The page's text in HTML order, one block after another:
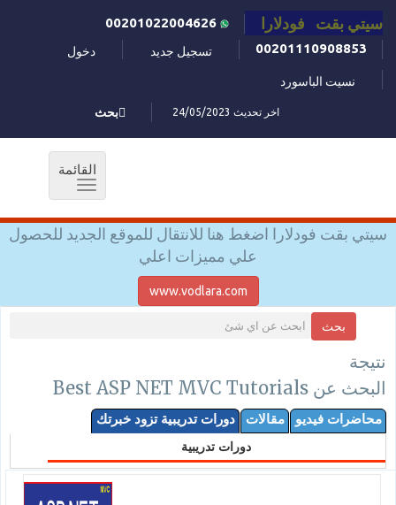
سيتي بقت فودلارا
00201110908853
تسجيل جديد دخول
نسيت الباسورد
اخر تحديث 24/05/2023 بحث
القائمة
Toggle
سيتي بقت فودلارا اضغط هنا للانتقال للموقع الجديد للحصول
علي مميزات اعلي
www.vodlara.com
بحث
نتيجة
البحث عن Best ASP NET MVC Tutorials
محاضرات فيديو مقالات دورات تدريبية تزود خبرتك
دورات تدريبية